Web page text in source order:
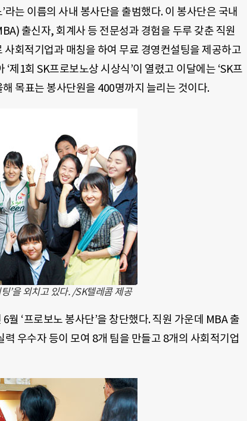
는 이름의 사내 봉사단을 출범했다. 이 봉사단은 국내
출신자, 회계사 등 전문성과 경험을 두루 갖춘 직원
회적기업과 매칭을 하여 무료 경영컨설팅을 제공하고
제1회 SK프로보노상 시상식’이 열렸고 이달에는 ‘SK프
목표는 봉사단원을 400명까지 늘리는 것이다.
’을 외치고 있다. /SK텔레콤 제공
‘프로보노 봉사단’을 창단했다. 직원 가운데 MBA 출
우수자 등이 모여 8개 팀을 만들고 8개의 사회적기업